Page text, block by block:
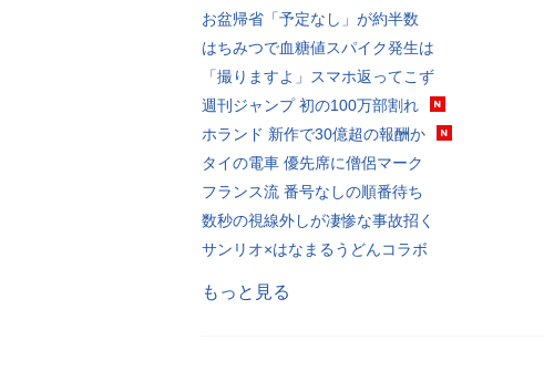
お盆帰省「予定なし」が約半数
はちみつで血糖値スパイク発生は
「撮りますよ」スマホ返ってこず
週刊ジャンプ 初の100万部割れ
ホランド 新作で30億超の報酬か
タイの電車 優先席に僧侶マーク
フランス流 番号なしの順番待ち
数秒の視線外しが凄惨な事故招く
サンリオ×はなまるうどんコラボ
もっと見る